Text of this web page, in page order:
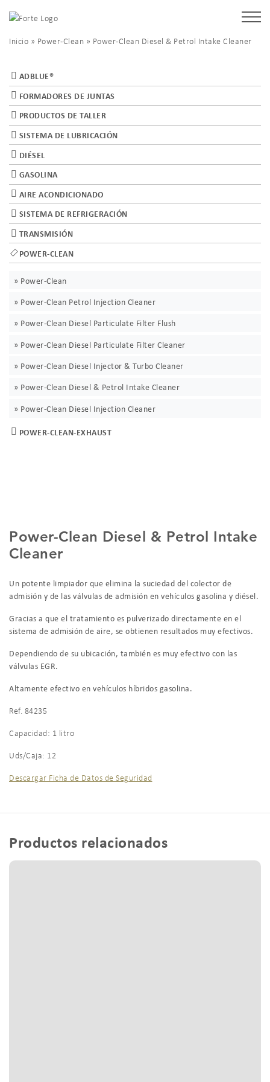
Inicio » Power-Clean » Power-Clean Diesel & Petrol Intake Cleaner
ADBLUE®
FORMADORES DE JUNTAS
PRODUCTOS DE TALLER
SISTEMA DE LUBRICACIÓN
DIÉSEL
GASOLINA
AIRE ACONDICIONADO
SISTEMA DE REFRIGERACIÓN
TRANSMISIÓN
POWER-CLEAN
Power-Clean
Power-Clean Petrol Injection Cleaner
Power-Clean Diesel Particulate Filter Flush
Power-Clean Diesel Particulate Filter Cleaner
Power-Clean Diesel Injector & Turbo Cleaner
Power-Clean Diesel & Petrol Intake Cleaner
Power-Clean Diesel Injection Cleaner
POWER-CLEAN-EXHAUST
Power-Clean Diesel & Petrol Intake
Cleaner
Un potente limpiador que elimina la suciedad del colector de
admisión y de las válvulas de admisión en vehículos gasolina y diésel.
Gracias a que el tratamiento es pulverizado directamente en el
sistema de admisión de aire, se obtienen resultados muy efectivos.
Dependiendo de su ubicación, también es muy efectivo con las
válvulas EGR.
Altamente efectivo en vehículos híbridos gasolina.
Ref. 84235
Capacidad: 1 litro
Uds/Caja: 12
Descargar Ficha de Datos de Seguridad
Productos relacionados